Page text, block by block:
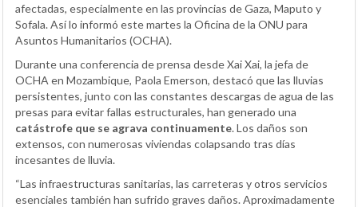
afectadas, especialmente en las provincias de Gaza, Maputo y
Sofala. Así lo informó este martes la Oficina de la ONU para
Asuntos Humanitarios (OCHA).
Durante una conferencia de prensa desde Xai Xai, la jefa de
OCHA en Mozambique, Paola Emerson, destacó que las lluvias
persistentes, junto con las constantes descargas de agua de las
presas para evitar fallas estructurales, han generado una
catástrofe que se agrava continuamente. Los daños son
extensos, con numerosas viviendas colapsando tras días
incesantes de lluvia.
“Las infraestructuras sanitarias, las carreteras y otros servicios
esenciales también han sufrido graves daños. Aproximadamente